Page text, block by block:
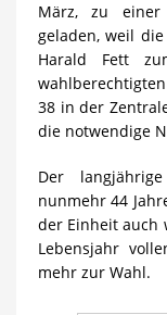
März, zu einer
geladen, weil
Harald Fett
38 in der
die notwendige
Der
nunmehr 44
der Einheit auch
Lebensjahr
mehr zur Wahl.